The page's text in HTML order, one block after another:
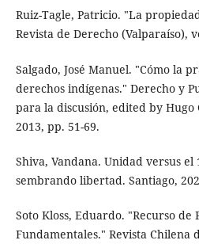
Ruiz-Tagle, Patricio. "La
Revista de Derecho (Valparaíso),
Salgado, José Manuel. "Cómo la
derechos indígenas." Derecho y
para la discusión, edited by Hugo
2013, pp. 51-69.
Shiva, Vandana. Unidad versus el
sembrando libertad. Santiago,
Soto Kloss, Eduardo. "Recurso de
Fundamentales." Revista Chilena